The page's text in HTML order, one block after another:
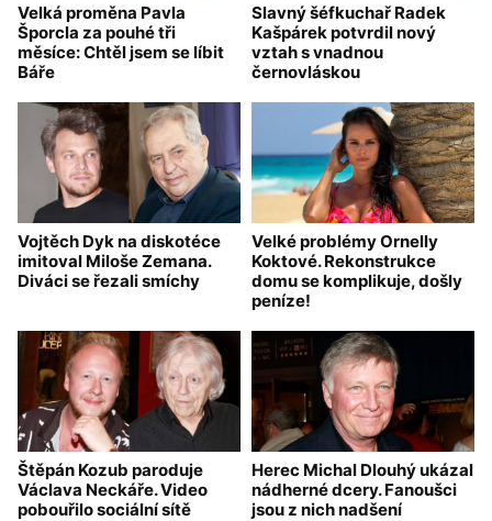
Velká proměna Pavla
Šporcla za pouhé tři
měsíce: Chtěl jsem se líbit
Báře
Slavný šéfkuchař Radek
Kašpárek potvrdil nový
vztah s vnadnou
černovláskou
Vojtěch Dyk na diskotéce
imitoval Miloše Zemana.
Diváci se řezali smíchy
Velké problémy Ornelly
Koktové. Rekonstrukce
domu se komplikuje, došly
peníze!
Štěpán Kozub paroduje
Václava Neckáře. Video
pobouřilo sociální sítě
Herec Michal Dlouhý ukázal
nádherné dcery. Fanoušci
jsou z nich nadšení